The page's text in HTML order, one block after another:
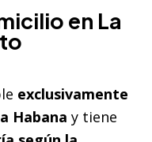
en La
exclusivamente
Habana y tiene